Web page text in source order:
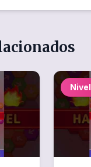
Nivel